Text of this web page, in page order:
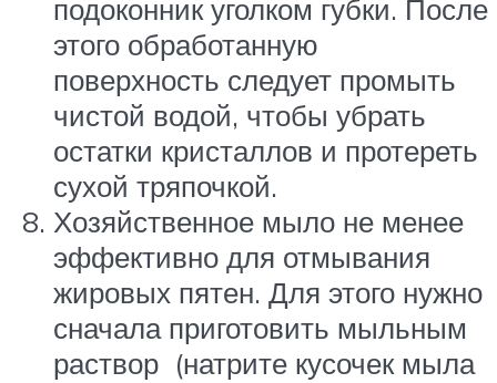
подоконник уголком губки. После
этого обработанную
поверхность следует промыть
чистой водой, чтобы убрать
остатки кристаллов и протереть
сухой тряпочкой.
Хозяйственное мыло не менее
эффективно для отмывания
жировых пятен. Для этого нужно
сначала приготовить мыльным
раствор (натрите кусочек мыла